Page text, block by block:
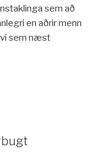
sem að
en aðrir menn
sem næst